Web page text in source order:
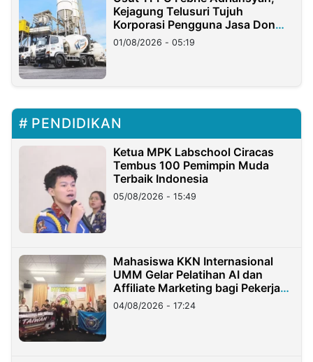
Kejagung Telusuri Tujuh
Korporasi Pengguna Jasa Don
Ritto
01/08/2026 - 05:19
PENDIDIKAN
Ketua MPK Labschool Ciracas
Tembus 100 Pemimpin Muda
Terbaik Indonesia
05/08/2026 - 15:49
Mahasiswa KKN Internasional
UMM Gelar Pelatihan AI dan
Affiliate Marketing bagi Pekerja
Migran Indonesia di Taiwan
04/08/2026 - 17:24